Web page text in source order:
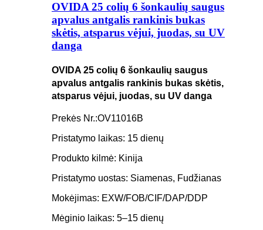
OVIDA 25 colių 6 šonkaulių saugus
apvalus antgalis rankinis bukas
skėtis, atsparus vėjui, juodas, su UV
danga
OVIDA 25 colių 6 šonkaulių saugus
apvalus antgalis rankinis bukas skėtis,
atsparus vėjui, juodas, su UV danga
Prekės Nr.:OV11016B
Pristatymo laikas: 15 dienų
Produkto kilmė: Kinija
Pristatymo uostas: Siamenas, Fudžianas
Mokėjimas: EXW/FOB/CIF/DAP/DDP
Mėginio laikas: 5–15 dienų